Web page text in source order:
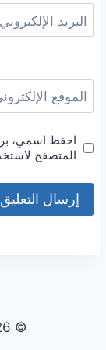
البريد الإلكتروني
الموقع
احفظ اسمي،
المتصفح
© 2026 شركة نجوم الخليج تيفاجو